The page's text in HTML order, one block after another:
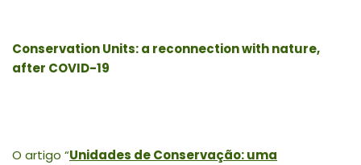
Conservation Units: a reconnection with nature,
after COVID-19
O artigo “Unidades de Conservação: uma